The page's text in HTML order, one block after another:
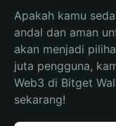
Apakah kamu
andal dan aman
akan menjadi
juta pengguna,
Web3 di Bitget
sekarang!